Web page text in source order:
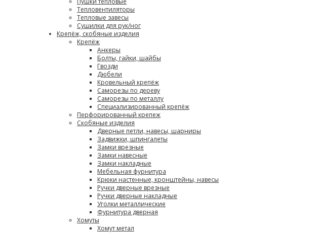
Тепловентиляторы
Тепловые завесы
Сушилки для рук/ног
Крепёж, скобяные изделия
Крепёж
Анкеры
Болты, гайки, шайбы
Гвозди
Дюбели
Кровельный крепёж
Саморезы по дереву
Саморезы по металлу
Специализированный крепёж
Перфорированный крепеж
Скобяные изделия
Дверные петли, навесы, шарниры
Задвижки, шпингалеты
Замки врезные
Замки навесные
Замки накладные
Мебельная фурнитура
Крюки настенные, кронштейны, навесы
Ручки дверные врезные
Ручки дверные накладные
Уголки металлические
Фурнитура дверная
Хомуты
Хомут метал